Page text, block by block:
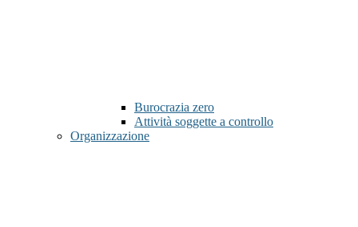
Burocrazia zero
Attività soggette a controllo
Organizzazione